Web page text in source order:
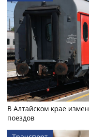
В Алтайском крае
поездов